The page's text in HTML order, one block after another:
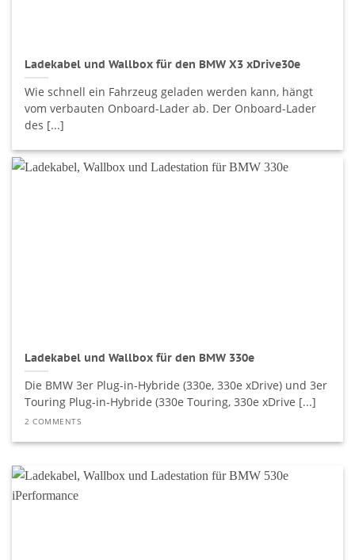
Ladekabel und Wallbox für den BMW X3 xDrive30e
Wie schnell ein Fahrzeug geladen werden kann, hängt
vom verbauten Onboard-Lader ab. Der Onboard-Lader
des [...]
Ladekabel und Wallbox für den BMW 330e
Die BMW 3er Plug-in-Hybride (330e, 330e xDrive) und 3er
Touring Plug-in-Hybride (330e Touring, 330e xDrive [...]
2 COMMENTS